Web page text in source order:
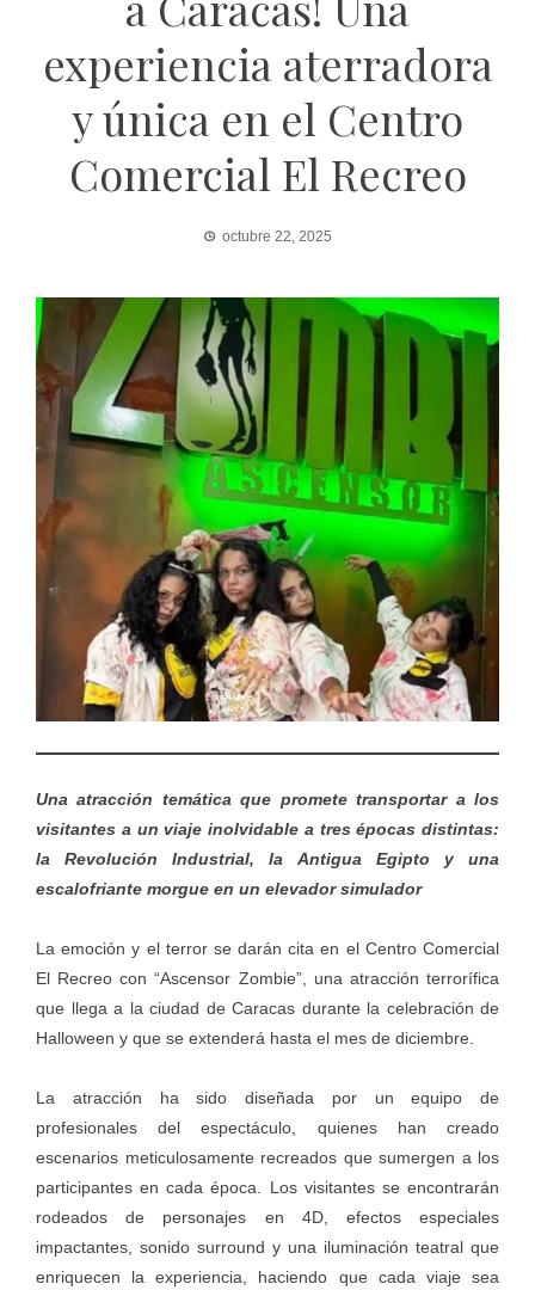
experiencia aterradora
y única en el Centro
Comercial El Recreo
octubre 22, 2025
Una atracción temática que promete transportar a los
visitantes a un viaje inolvidable a tres épocas distintas:
la Revolución Industrial, la Antigua Egipto y una
escalofriante morgue en un elevador simulador
La emoción y el terror se darán cita en el Centro Comercial
El Recreo con “Ascensor Zombie”, una atracción terrorífica
que llega a la ciudad de Caracas durante la celebración de
Halloween y que se extenderá hasta el mes de diciembre.
La atracción ha sido diseñada por un equipo de
profesionales del espectáculo, quienes han creado
escenarios meticulosamente recreados que sumergen a los
participantes en cada época. Los visitantes se encontrarán
rodeados de personajes en 4D, efectos especiales
impactantes, sonido surround y una iluminación teatral que
enriquecen la experiencia, haciendo que cada viaje sea